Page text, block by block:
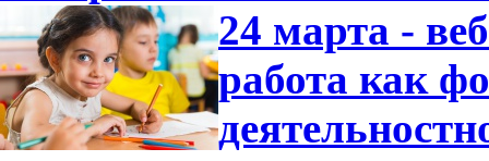
24 марта -
работа как